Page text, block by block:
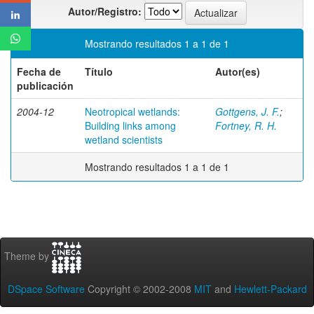
Autor/Registro:
Mostrando resultados 1 a 1 de 1
Fecha de
publicación
Título Autor(es)
2004-12
Neotropical wetlands:
Building links among
wetland scientists
Gottgens, J. F.;
Fortney, R. H.
Mostrando resultados 1 a 1 de 1
Theme by
DSpace Software Copyright © 2002-2008 MIT and Hewlett-Packard